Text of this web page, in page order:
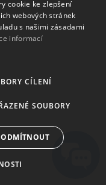
DANISH
DUTCH
ESTONIAN
FINNISH
cookie ke zlepšení
webových stránek
s našimi zásadami
informací
CÍLENÍ
SOUBORY
ODMÍTNOUT